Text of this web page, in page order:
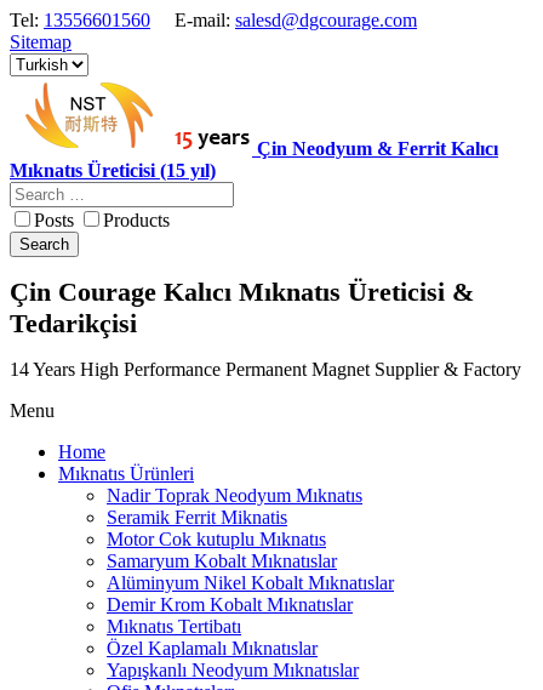
Tel: 13556601560 E-mail: salesd@dgcourage.com
Sitemap
Çin Neodyum & Ferrit Kalıcı
Mıknatıs Üreticisi (15 yıl)
Posts Products
Search
Çin Courage Kalıcı Mıknatıs Üreticisi &
Tedarikçisi
14 Years High Performance Permanent Magnet Supplier & Factory
Menu
Home
Mıknatıs Ürünleri
Nadir Toprak Neodyum Mıknatıs
Seramik Ferrit Miknatis
Motor Cok kutuplu Mıknatıs
Samaryum Kobalt Mıknatıslar
Alüminyum Nikel Kobalt Mıknatıslar
Demir Krom Kobalt Mıknatıslar
Mıknatıs Tertibatı
Özel Kaplamalı Mıknatıslar
Yapışkanlı Neodyum Mıknatıslar